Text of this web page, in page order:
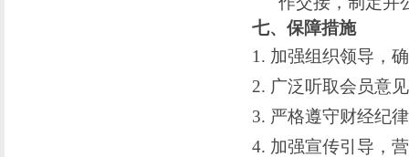
七、保障措施
1. 加强组织领导，
2. 广泛听取会员意
3. 严格遵守财经纪
4. 加强宣传引导，